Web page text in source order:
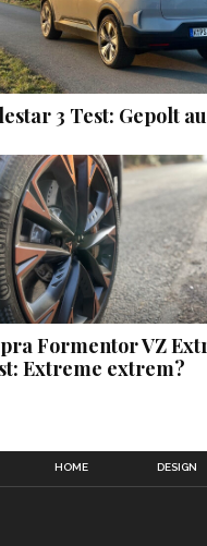
3 Test: Gepolt
Formentor VZ
Extreme extrem?
HOME DESIGN